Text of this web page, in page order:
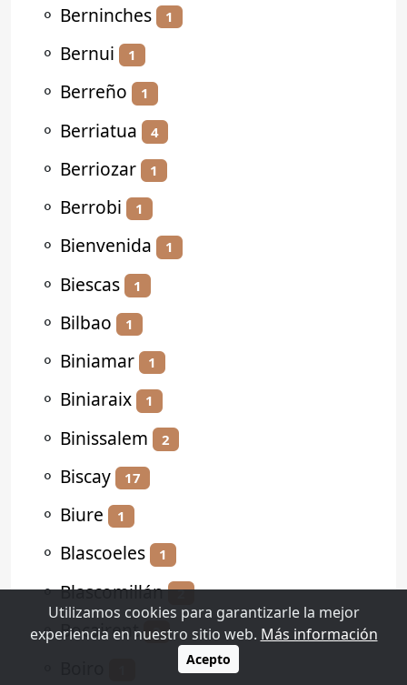
⚬ Berninches 1
⚬ Bernui 1
⚬ Berreño 1
⚬ Berriatua 4
⚬ Berriozar 1
⚬ Berrobi 1
⚬ Bienvenida 1
⚬ Biescas 1
⚬ Bilbao 1
⚬ Biniamar 1
⚬ Biniaraix 1
⚬ Binissalem 2
⚬ Biscay 17
⚬ Biure 1
⚬ Blascoeles 1
⚬Blascomillán 2
⚬Bocairent 2
Utilizamos cookies para garantizarle la mejor
experiencia en nuestro sitio web. Más información
Acepto